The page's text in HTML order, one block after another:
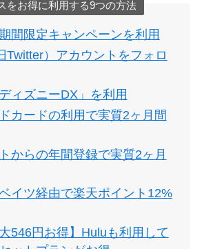
をお得に利用する9つの方法
間限定キャンペーンを利用
Twitter）アカウントをフォロ
ィズニーDX」を利用
カードの利用で実質2ヶ月間
からの年間登録で実質2ヶ月
イツ経由で楽天ポイント12%
大546円お得】Huluも利用して